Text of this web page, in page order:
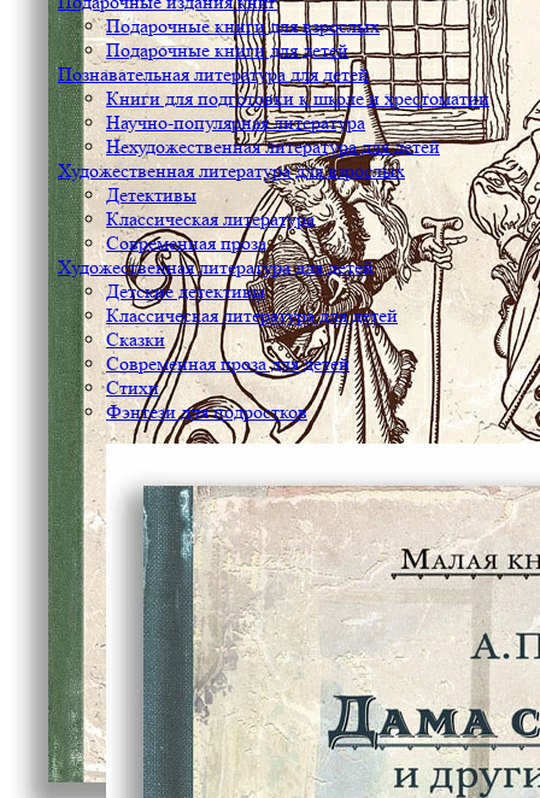
Подарочные книги для взрослых
Подарочные книги для детей
Познавательная литература для детей
Книги для подготовки к школе и хрестоматии
Научно-популярная литература
Нехудожественная литература для детей
Художественная литература для взрослых
Детективы
Классическая литература
Современная проза
Художественная литература для детей
Детские детективы
Классическая литература для детей
Сказки
Современная проза для детей
Стихи
Фэнтези для подростков